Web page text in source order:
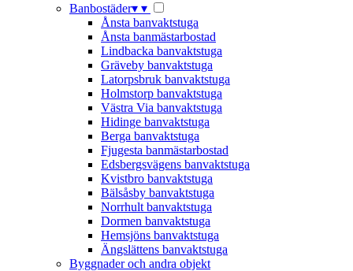
Banbostäder▾ ▾
Ånsta banvaktstuga
Ånsta banmästarbostad
Lindbacka banvaktstuga
Gräveby banvaktstuga
Latorpsbruk banvaktstuga
Holmstorp banvaktstuga
Västra Via banvaktstuga
Hidinge banvaktstuga
Berga banvaktstuga
Fjugesta banmästarbostad
Edsbergsvägens banvaktstuga
Kvistbro banvaktstuga
Bälsåsby banvaktstuga
Norrhult banvaktstuga
Dormen banvaktstuga
Hemsjöns banvaktstuga
Ängslättens banvaktstuga
Byggnader och andra objekt